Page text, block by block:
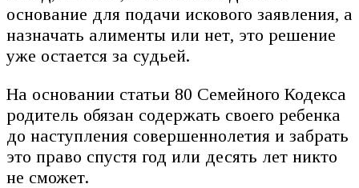
основание для подачи искового заявления, а
назначать алименты или нет, это решение
уже остается за судьей.
На основании статьи 80 Семейного Кодекса
родитель обязан содержать своего ребенка
до наступления совершеннолетия и забрать
это право спустя год или десять лет никто
не сможет.